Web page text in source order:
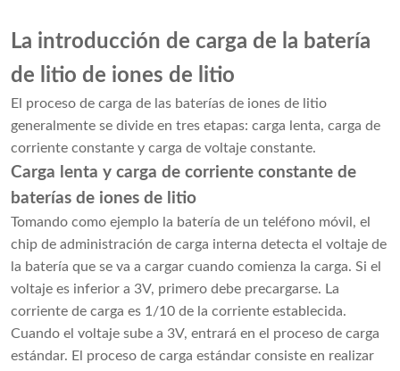
La introducción de carga de la batería
de litio de iones de litio
El proceso de carga de las baterías de iones de litio
generalmente se divide en tres etapas: carga lenta, carga de
corriente constante y carga de voltaje constante.
Carga lenta y carga de corriente constante de
baterías de iones de litio
Tomando como ejemplo la batería de un teléfono móvil, el
chip de administración de carga interna detecta el voltaje de
la batería que se va a cargar cuando comienza la carga. Si el
voltaje es inferior a 3V, primero debe precargarse. La
corriente de carga es 1/10 de la corriente establecida.
Cuando el voltaje sube a 3V, entrará en el proceso de carga
estándar. El proceso de carga estándar consiste en realizar